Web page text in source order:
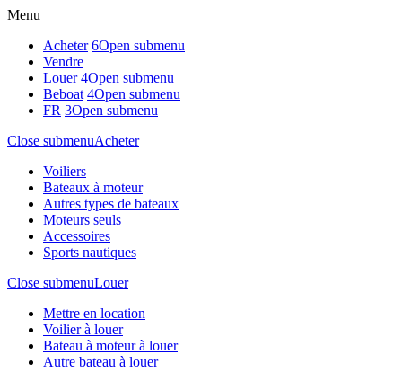
Menu
Acheter 6Open submenu
Vendre
Louer 4Open submenu
Beboat 4Open submenu
FR 3Open submenu
Close submenuAcheter
Voiliers
Bateaux à moteur
Autres types de bateaux
Moteurs seuls
Accessoires
Sports nautiques
Close submenuLouer
Mettre en location
Voilier à louer
Bateau à moteur à louer
Autre bateau à louer